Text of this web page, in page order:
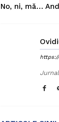
No, ni, mă…